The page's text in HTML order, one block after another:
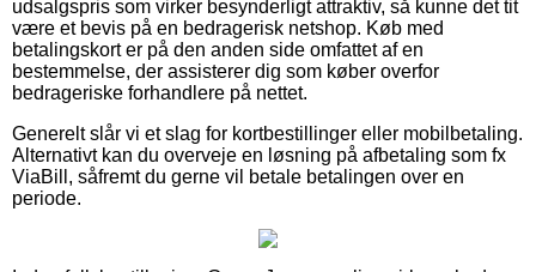
udsalgspris som virker besynderligt attraktiv, så kunne det tit
være et bevis på en bedragerisk netshop. Køb med
betalingskort er på den anden side omfattet af en
bestemmelse, der assisterer dig som køber overfor
bedrageriske forhandlere på nettet.
Generelt slår vi et slag for kortbestillinger eller mobilbetaling.
Alternativt kan du overveje en løsning på afbetaling som fx
ViaBill, såfremt du gerne vil betale betalingen over en
periode.